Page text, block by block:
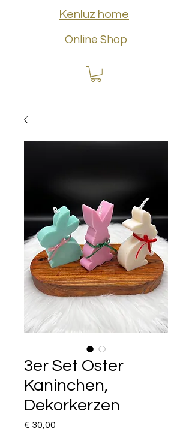
Kenluz home
Online Shop
3er Set Oster
Kaninchen,
Dekorkerzen
€ 30,00